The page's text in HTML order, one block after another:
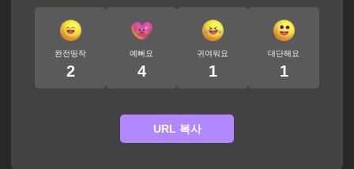
완전띵작
2
예뻐요
4
귀여워요
1
대단해요
1
URL 복사